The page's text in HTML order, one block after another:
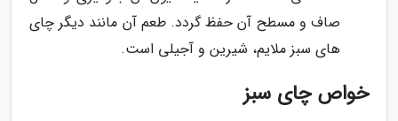
صاف و مسطح آن حفظ گردد. طعم آن مانند دیگر چای
های سبز ملایم، شیرین و آجیلی است.
خواص چای سبز